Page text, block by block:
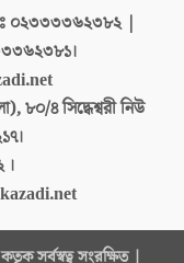
০২৩৩৩৩৬২৩৮২ |
৮০/৪ সিদ্ধেশ্বরী নিউ
।
সর্বস্বত্ব সংরক্ষিত |